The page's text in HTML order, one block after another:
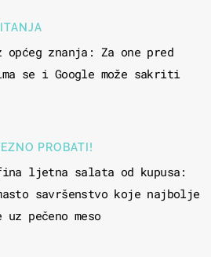
općeg znanja: Za one pred
se i Google može sakriti
PROBATI!
ljetna salata od kupusa:
savršenstvo koje najbolje
uz pečeno meso